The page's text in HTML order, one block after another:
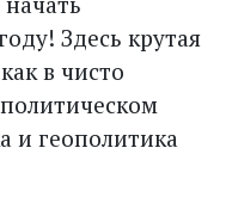
Здесь крутая
в чисто
и геополитика